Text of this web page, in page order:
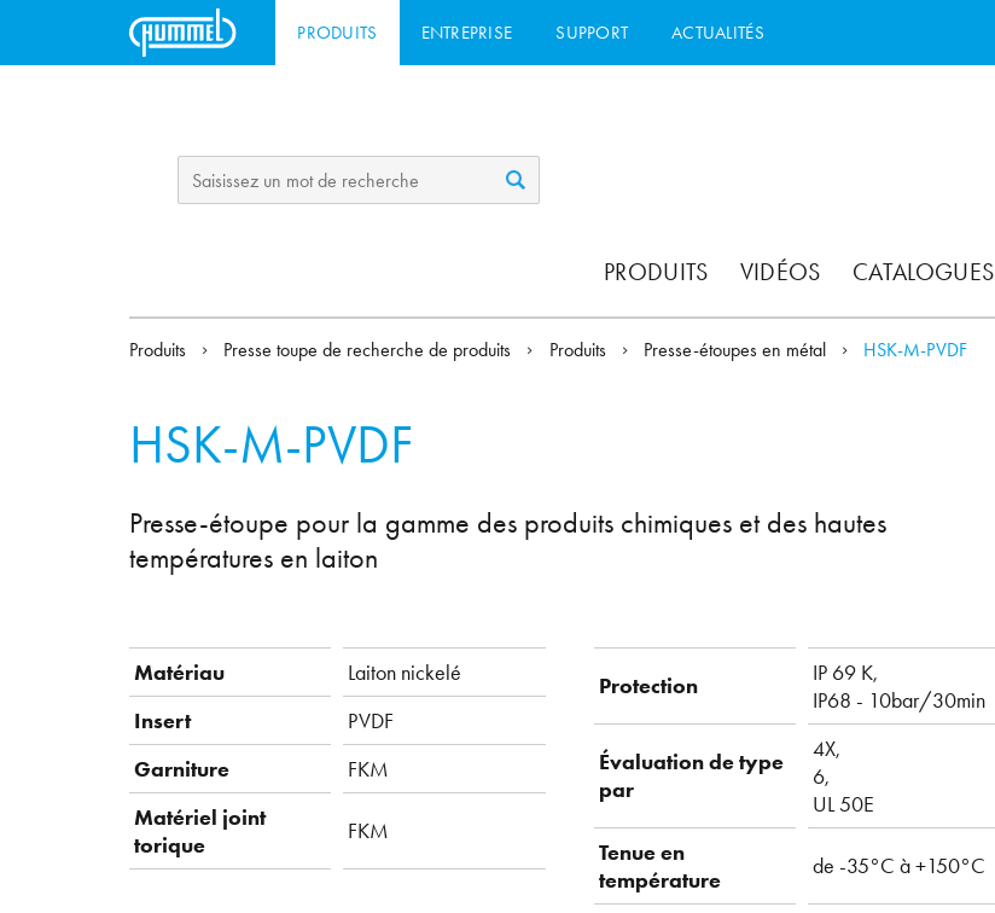
PRODUITS ENTREPRISE SUPPORT ACTUALITÉS
PRODUITS VIDÉOS CATALOGUES
Produits Presse toupe de recherche de produits Produits Presse-étoupes en métal HSK-M-PVDF
HSK-M-PVDF
Presse-étoupe pour la gamme des produits chimiques et des hautes
températures en laiton
Matériau
Laiton nickelé
Insert
PVDF
Garniture
FKM
Matériel joint
torique
FKM
Protection
IP 69 K,
IP68 - 10bar/30min
Évaluation de type
par
4X,
6,
UL 50E
Tenue en
température
de -35°C à +150°C